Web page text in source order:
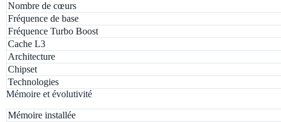
Nombre de cœurs
Fréquence de base
Fréquence Turbo Boost
Cache L3
Architecture
Chipset
Technologies
Mémoire et évolutivité
Mémoire installée